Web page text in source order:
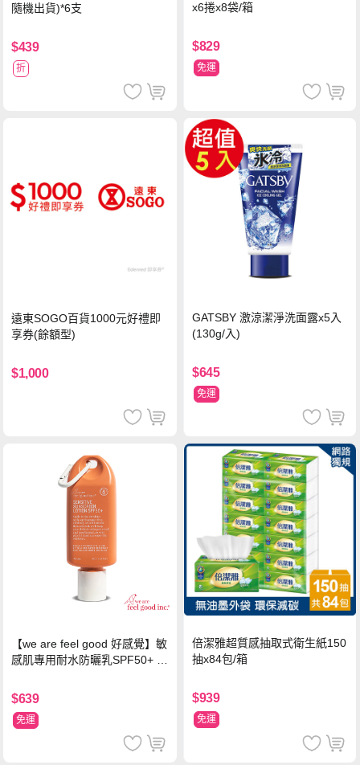
隨機出貨)*6支
$439
折
x6捲x8袋/箱
$829
免運
遠東SOGO百貨1000元好禮即
享券(餘額型)
$1,000
GATSBY 激涼潔淨洗面露x5入
(130g/入)
$645
免運
【we are feel good 好感覺】敏
感肌專用耐水防曬乳SPF50+ 7
$639
免運
倍潔雅超質感抽取式衛生紙150
抽x84包/箱
$939
免運